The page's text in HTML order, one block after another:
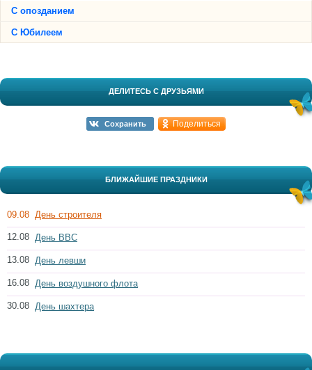
С опозданием
С Юбилеем
ДЕЛИТЕСЬ С ДРУЗЬЯМИ
Сохранить Поделиться
БЛИЖАЙШИЕ ПРАЗДНИКИ
09.08 День строителя
12.08 День ВВС
13.08 День левши
16.08 День воздушного флота
30.08 День шахтера